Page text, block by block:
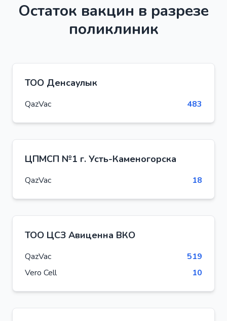
Остаток вакцин в разрезе
поликлиник
ТОО Денсаулык
QazVac 483
ЦПМСП №1 г. Усть-Каменогорска
QazVac 18
ТОО ЦСЗ Авиценна ВКО
QazVac
519
Vero Cell
10